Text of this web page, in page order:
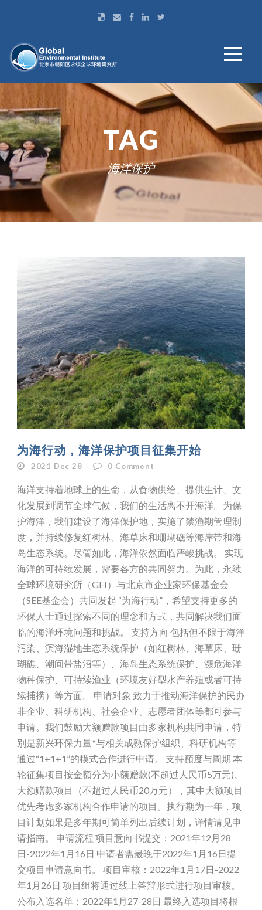
TAG
海洋保护
为海行动，海洋保护项目征集开始
2021 Dec 28 0 Comment
海洋支持着地球上的生命，从食物供给、提供生计、文
化发展到调节全球气候，我们的生活离不开海洋。为保
护海洋，我们建设了海洋保护地，实施了禁渔期管理制
度，并持续修复红树林、海草床和珊瑚礁等海岸带和海
岛生态系统。尽管如此，海洋依然面临严峻挑战。 实现
海洋的可持续发展，需要各方的共同努力。为此，永续
全球环境研究所（GEI）与北京市企业家环保基金会
（SEE基金会）共同发起 “为海行动”，希望支持更多的
环保人士通过探索不同的理念和方式，共同解决我们面
临的海洋环境问题和挑战。 支持方向 包括但不限于海洋
污染、滨海湿地生态系统保护（如红树林、海草床、珊
瑚礁、潮间带盐沼等）、海岛生态系统保护、濒危海洋
物种保护、可持续渔业（环境友好型水产养殖或者可持
续捕捞）等方面。 申请对象 致力于推动海洋保护的民办
非企业、科研机构、社会企业、志愿者团体等都可参与
申请。我们鼓励大额赠款项目由多家机构共同申请，特
别是新兴环保力量*与相关成熟保护组织、科研机构等
通过“1+1+1”的模式合作进行申请。 支持额度与周期 本
轮征集项目按金额分为小额赠款(不超过人民币5万元)、
大额赠款项目（不超过人民币20万元），其中大额项目
优先考虑多家机构合作申请的项目。执行期为一年，项
目计划如果是多年期可简单列出后续计划，详情请见申
请指南。 申请流程 项目意向书提交：2021年12月28
日-2022年1月16日 申请者需最晚于2022年1月16日提
交项目申请意向书。 项目审核：2022年1月17日-2022
年1月26日 项目组将通过线上答辩形式进行项目审核。
公布入选名单：2022年1月27-28日 最终入选项目将根